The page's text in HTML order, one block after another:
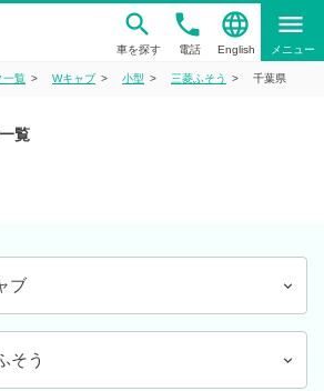
車を探す
phone
電話
language
English
menu
メニュー
一覧 Wキャブ 小型 三菱ふそう 千葉県
覧
ブ
そう